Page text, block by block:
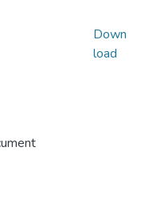
Down
load